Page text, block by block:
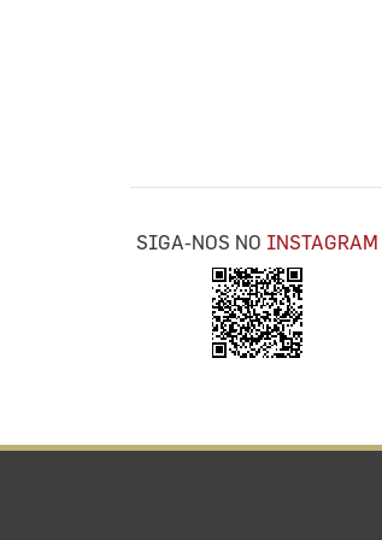
SIGA-NOS NO INSTAGRAM